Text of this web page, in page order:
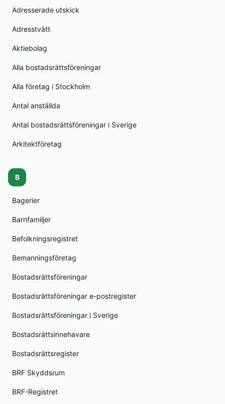
Adresserade utskick
Adresstvätt
Aktiebolag
Alla bostadsrättsföreningar
Alla företag i Stockholm
Antal anställda
Antal bostadsrättsföreningar i Sverige
Arkitektföretag
B
Bagerier
Barnfamiljer
Befolkningsregistret
Bemanningsföretag
Bostadsrättsföreningar
Bostadsrättsföreningar e-postregister
Bostadsrättsföreningar i Sverige
Bostadsrättsinnehavare
Bostadsrättsregister
BRF Skyddsrum
BRF-Registret